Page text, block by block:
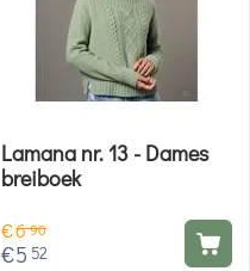
Lamana nr. 13 - Dames
breiboek
€690
€5 52